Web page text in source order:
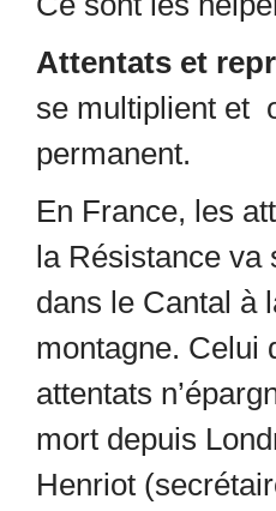
Attentats et
se multiplient et
permanent.
En France, les
la Résistance va
dans le Cantal à
montagne. Celui
attentats
mort depuis
Henriot